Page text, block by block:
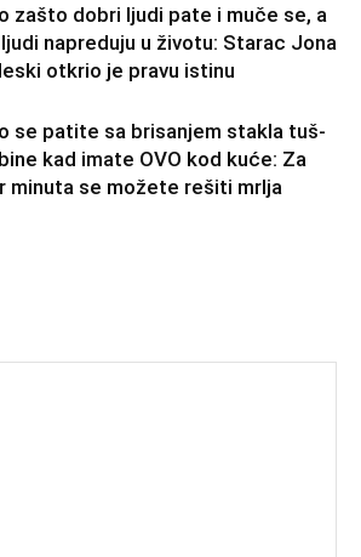
zašto dobri ljudi pate i muče se, a
napreduju u životu: Starac Jona
otkrio je pravu istinu
se patite sa brisanjem stakla tuš-
kad imate OVO kod kuće: Za
minuta se možete rešiti mrlja